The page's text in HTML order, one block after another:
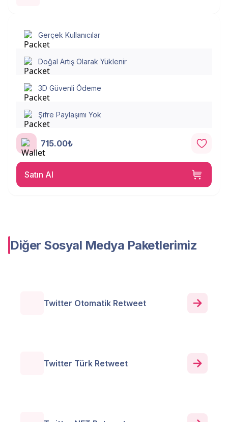
Gerçek Kullanıcılar
Doğal Artış Olarak Yüklenir
3D Güvenli Ödeme
Şifre Paylaşımı Yok
715.00₺
Satın Al
Diğer Sosyal Medya Paketlerimiz
Twitter Otomatik Retweet
Twitter Türk Retweet